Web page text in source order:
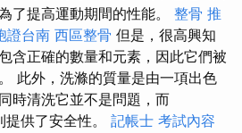
了提高運動期間的性能。 整骨 推
證台南 西區整骨 但是，很高興知
含正確的數量和元素，因此它們被
此外，洗滌的質量是由一項出色
時清洗它並不是問題，而
供了安全性。 記帳士 考試內容